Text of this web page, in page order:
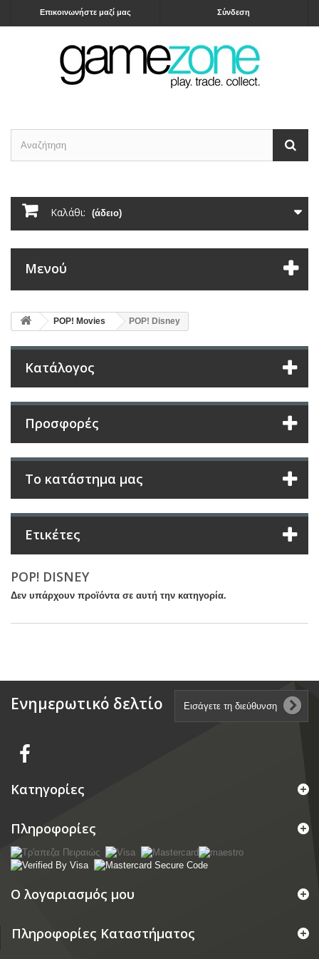
Σύνδεση
Επικοινωνήστε μαζί μας
Καλάθι: (άδειο)
Μενού
POP! Movies POP! Disney
Κατάλογος
Προσφορές
Το κατάστημα μας
Ετικέτες
POP! DISNEY
Δεν υπάρχουν προϊόντα σε αυτή την κατηγορία.
Ενημερωτικό δελτίο
Κατηγορίες
Πληροφορίες
Ο λογαριασμός μου
Πληροφορίες Καταστήματος